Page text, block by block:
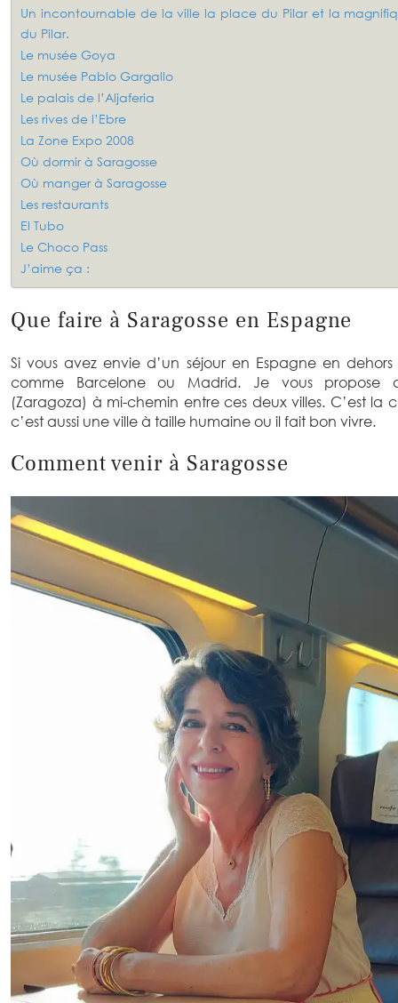
Un incontournable de la ville la place du Pilar et la
du Pilar.
Le musée Goya
Le musée Pablo Gargallo
Le palais de l’Aljaferia
Les rives de l’Ebre
La Zone Expo 2008
Où dormir à Saragosse
Où manger à Saragosse
Les restaurants
El Tubo
Le Choco Pass
J’aime ça :
Que faire à Saragosse en Espagne
Si vous avez envie d’un séjour en Espagne en dehors
comme Barcelone ou Madrid. Je vous propose
(Zaragoza) à mi-chemin entre ces deux villes. C’est la
c’est aussi une ville à taille humaine ou il fait bon vivre.
Comment venir à Saragosse